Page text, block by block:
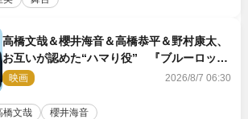
高橋文哉＆櫻井海音＆高橋恭平＆野村康太、
お互いが認めた“ハマり役” 『ブルーロッ
ク』で築いた最高のチームワーク
映画 2026/8/7 06:30
橋文哉 櫻井海音